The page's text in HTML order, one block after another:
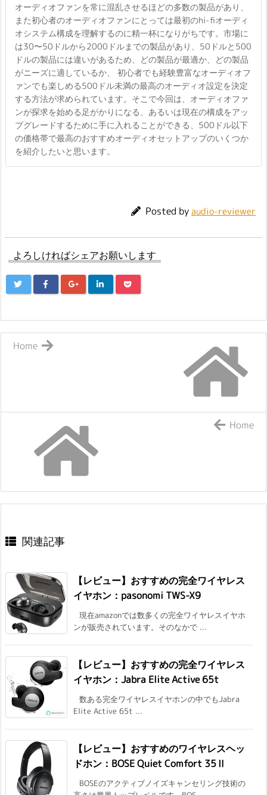
オーディオファンを常に混乱させるほどの多数の製品があり、
また初心者のオーディオファンにとっては最初のhi-fiオーディ
オシステム構成を理解するのに精一杯になりがちです。市場に
は30〜50ドルから2000ドルまでの製品があり、50ドルと500
ドルの製品には違いがあるため、どの製品が最適か、どの製品
がニーズに適しているか、 初心者でも経験豊富なオーディオフ
ァンでも楽しめる500ドル未満の最高のオーディオ設定を決定
する方法が求められています。そこで今回は、オーディオファ
ンが探求を始める足がかりになる、あるいは現在の構成をアッ
プグレードするために手に入れることができる、500ドル以下
の価格帯で最高のおすすめオーディオセットアップのいくつか
を紹介したいと思います。
Posted byaudio-reviewer
よろしければシェアお願いします
Home
Home
関連記事
【レビュー】おすすめの完全ワイヤレス
イヤホン：pasonomi TWS-X9
現在amazonでは数多くの完全ワイヤレスイヤホ
ンが販売されています。そのなかで ...
【レビュー】おすすめの完全ワイヤレス
イヤホン：Jabra Elite Active 65t
数ある完全ワイヤレスイヤホンの中でもJabra
Elite Active 65t ...
【レビュー】おすすめのワイヤレスヘッ
ドホン：BOSE Quiet Comfort 35Ⅱ
BOSEのアクティブノイズキャンセリング技術の